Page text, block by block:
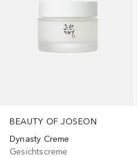
BEAUTY OF JOSEON
Dynasty Creme
Gesichtscreme